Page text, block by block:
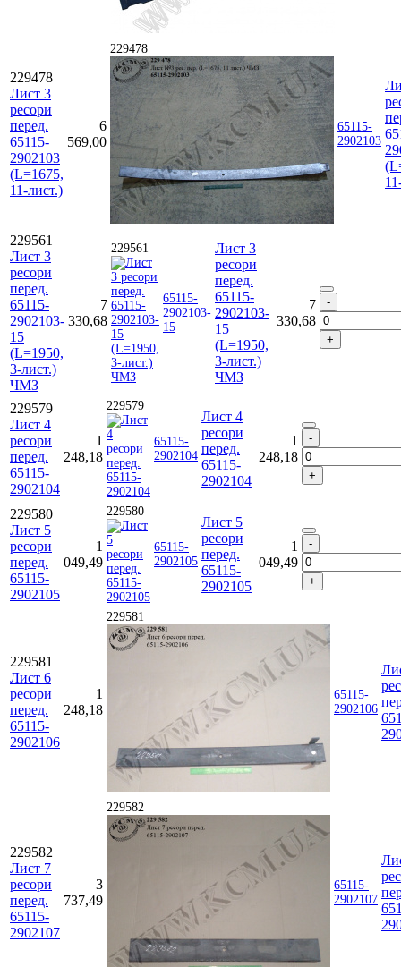
229478
Лист 3
ресори
перед.
65115-
2902103
(L=1675,
11-лист.)
6
569,00
229478
65115-
2902103
229561
Лист 3
ресори
перед.
65115-
2902103-
15
(L=1950,
3-лист.)
ЧМЗ
7
330,68
229561
65115-
2902103-
15
Лист 3
ресори
перед.
65115-
2902103-
15
(L=1950,
3-лист.)
ЧМЗ
7
330,68
229579
Лист 4
ресори
перед.
65115-
2902104
1
248,18
229579
65115-
2902104
Лист 4
ресори
перед.
65115-
2902104
1
248,18
229580
Лист 5
ресори
перед.
65115-
2902105
1
049,49
229580
65115-
2902105
Лист 5
ресори
перед.
65115-
2902105
1
049,49
229581
Лист 6
ресори
перед.
65115-
2902106
1
248,18
229581
65115-
2902106
229582
Лист 7
ресори
перед.
65115-
2902107
3
737,49
229582
65115-
2902107